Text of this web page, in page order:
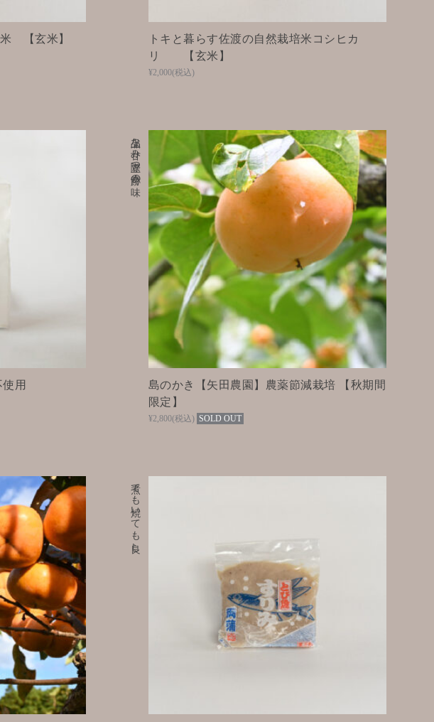
【玄米】
トキと暮らす佐渡の自然栽培米コシヒカ
リ 【玄米】
¥2,000(税込)
不使用
島のかき【矢田農園】農薬節減栽培 【秋期間
限定】
上品な甘み際立つ奇跡の味
¥2,800(税込) SOLD OUT
煮ても焼いても良し